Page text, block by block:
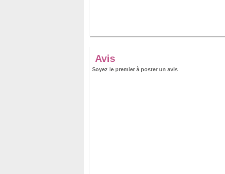
Avis
Soyez le premier à poster un avis